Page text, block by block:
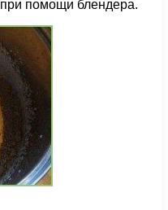
помощи блендера.